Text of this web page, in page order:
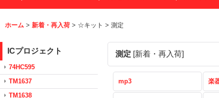
ホーム > 新着・再入荷 > ☆キット > 測定
ICプロジェクト
74HC595
TM1637
TM1638
測定 [新着・再入荷]
mp3 楽